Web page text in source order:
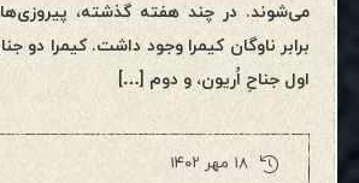
می‌شوند. در چند هفته گذشته،
برابر ناوگان کیمرا وجود داشت. کیمرا دو
اول جناحِ اُریون، و دوم […]
۱۸ مهر ۱۴۰۲